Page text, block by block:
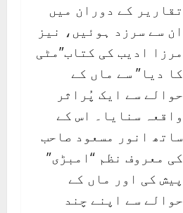
تقاریر کے دوران میں
ان سے سرزد ہوئیں، نیز
مرزا ادیب کی کتاب”مٹی
کا دیا” سے ماں کے
حوالے سے ایک پُراثر
واقعہ سنایا۔ اس کے
ساتھ انور مسعود صاحب
کی معروف نظم “امبڑی”
پیش کی اور ماں کے
حوالے سے اپنے چند